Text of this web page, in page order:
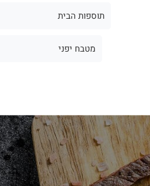
תוספות הבית
מטבח יפני